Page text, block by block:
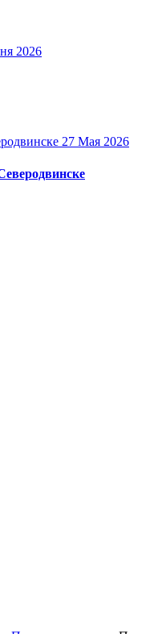
2026
27 Мая 2026